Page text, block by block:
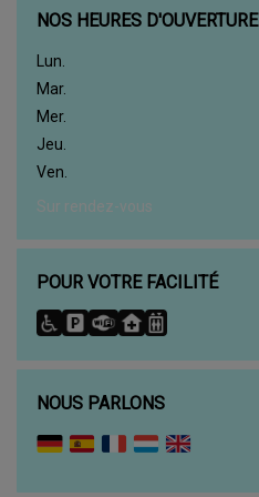
NOS HEURES D'OUVERTURE
Lun.
Mar.
Mer.
Jeu.
Ven.
Sur rendez-vous
POUR VOTRE FACILITÉ
NOUS PARLONS